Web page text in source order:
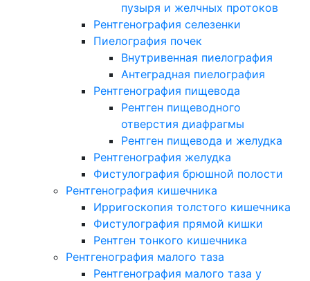
пузыря и желчных протоков
Рентгенография селезенки
Пиелография почек
Внутривенная пиелография
Антеградная пиелография
Рентгенография пищевода
Рентген пищеводного
отверстия диафрагмы
Рентген пищевода и желудка
Рентгенография желудка
Фистулография брюшной полости
Рентгенография кишечника
Ирригоскопия толстого кишечника
Фистулография прямой кишки
Рентген тонкого кишечника
Рентгенография малого таза
Рентгенография малого таза у